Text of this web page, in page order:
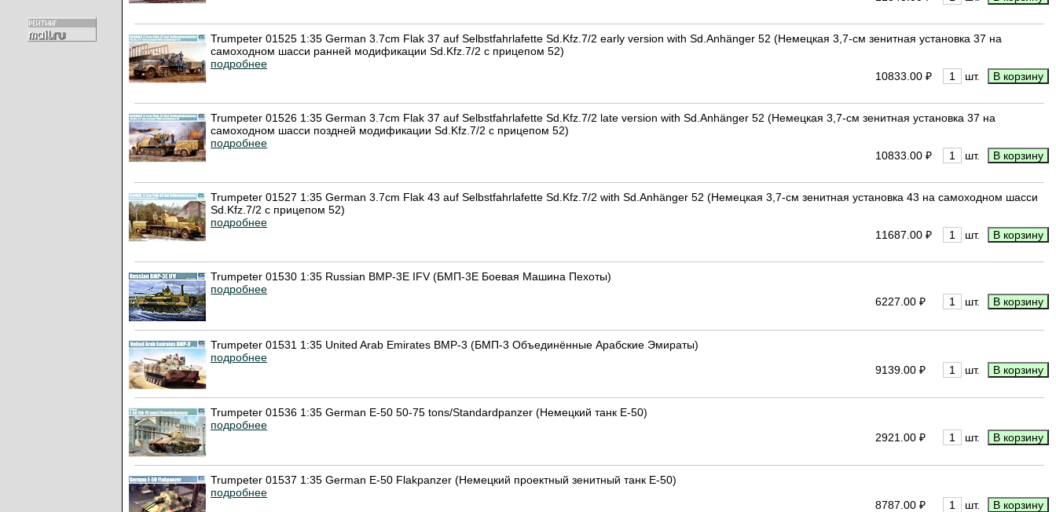
Trumpeter 01525 1:35 German 3.7cm Flak 37 auf Selbstfahrlafette Sd.Kfz.7/2 early version with Sd.Anhänger 52 (Немецкая 3,7-см зенитная установка 37 на
самоходном шасси ранней модификации Sd.Kfz.7/2 с прицепом 52)
подробнее
10833.00 ₽
шт.
Trumpeter 01526 1:35 German 3.7cm Flak 37 auf Selbstfahrlafette Sd.Kfz.7/2 late version with Sd.Anhänger 52 (Немецкая 3,7-см зенитная установка 37 на
самоходном шасси поздней модификации Sd.Kfz.7/2 с прицепом 52)
подробнее
10833.00 ₽
шт.
Trumpeter 01527 1:35 German 3.7cm Flak 43 auf Selbstfahrlafette Sd.Kfz.7/2 with Sd.Anhänger 52 (Немецкая 3,7-см зенитная установка 43 на самоходном шасси
Sd.Kfz.7/2 с прицепом 52)
подробнее
11687.00 ₽
шт.
Trumpeter 01530 1:35 Russian BMP-3E IFV (БМП-3Е Боевая Машина Пехоты)
подробнее
6227.00 ₽
шт.
Trumpeter 01531 1:35 United Arab Emirates BMP-3 (БМП-3 Объединённые Арабские Эмираты)
подробнее
9139.00 ₽
шт.
Trumpeter 01536 1:35 German E-50 50-75 tons/Standardpanzer (Немецкий танк Е-50)
подробнее
2921.00 ₽
шт.
Trumpeter 01537 1:35 German E-50 Flakpanzer (Немецкий проектный зенитный танк Е-50)
подробнее
8787.00 ₽
шт.